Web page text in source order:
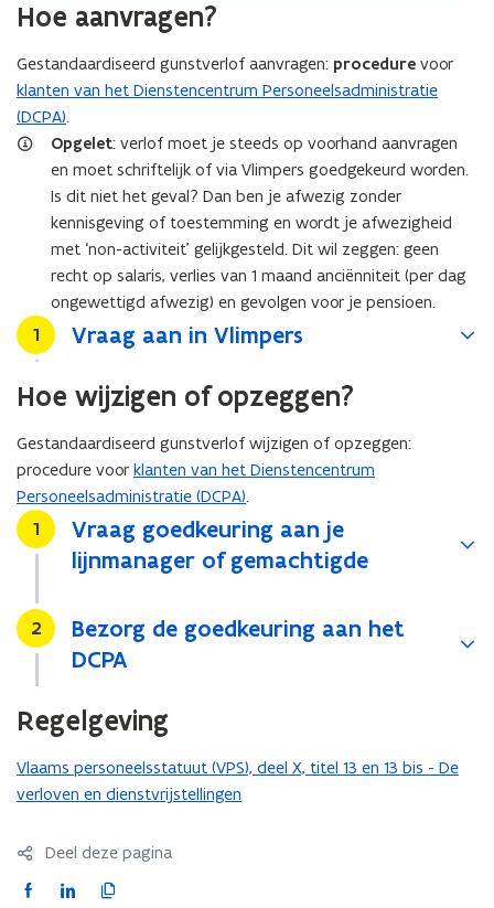
Hoe aanvragen?
Gestandaardiseerd gunstverlof aanvragen: procedure voor
klanten van het Dienstencentrum Personeelsadministratie
(DCPA).
Opgelet: verlof moet je steeds op voorhand aanvragen
en moet schriftelijk of via Vlimpers goedgekeurd worden.
Is dit niet het geval? Dan ben je afwezig zonder
kennisgeving of toestemming en wordt je afwezigheid
met ‘non-activiteit’ gelijkgesteld. Dit wil zeggen: geen
recht op salaris, verlies van 1 maand anciënniteit (per dag
ongewettigd afwezig) en gevolgen voor je pensioen.
Stap
1 Vraag aan in Vlimpers
Hoe wijzigen of opzeggen?
Gestandaardiseerd gunstverlof wijzigen of opzeggen:
procedure voor klanten van het Dienstencentrum
Personeelsadministratie (DCPA).
Stap
1
Vraag goedkeuring aan je
lijnmanager of gemachtigde
Stap
2
Bezorg de goedkeuring aan het
DCPA
Regelgeving
Vlaams personeelsstatuut (VPS), deel X, titel 13 en 13 bis - De
verloven en dienstvrijstellingen
Deel deze pagina
F
L
K